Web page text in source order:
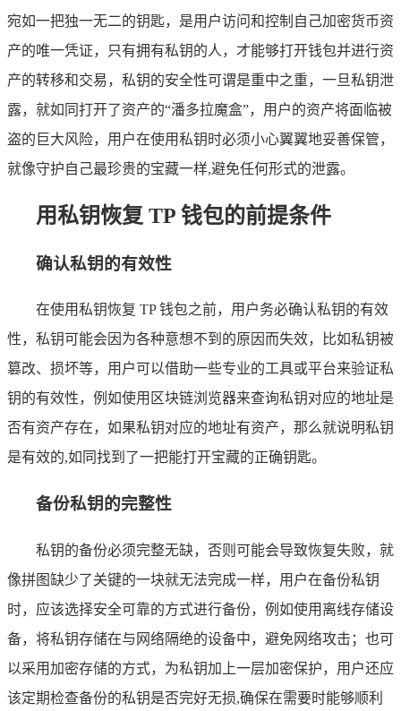
宛如一把独一无二的钥匙，是用户访问和控制自己加密货币资
产的唯一凭证，只有拥有私钥的人，才能够打开钱包并进行资
产的转移和交易，私钥的安全性可谓是重中之重，一旦私钥泄
露，就如同打开了资产的“潘多拉魔盒”，用户的资产将面临被
盗的巨大风险，用户在使用私钥时必须小心翼翼地妥善保管，
就像守护自己最珍贵的宝藏一样,避免任何形式的泄露。
用私钥恢复 TP 钱包的前提条件
确认私钥的有效性
在使用私钥恢复 TP 钱包之前，用户务必确认私钥的有效
性，私钥可能会因为各种意想不到的原因而失效，比如私钥被
篡改、损坏等，用户可以借助一些专业的工具或平台来验证私
钥的有效性，例如使用区块链浏览器来查询私钥对应的地址是
否有资产存在，如果私钥对应的地址有资产，那么就说明私钥
是有效的,如同找到了一把能打开宝藏的正确钥匙。
备份私钥的完整性
私钥的备份必须完整无缺，否则可能会导致恢复失败，就
像拼图缺少了关键的一块就无法完成一样，用户在备份私钥
时，应该选择安全可靠的方式进行备份，例如使用离线存储设
备，将私钥存储在与网络隔绝的设备中，避免网络攻击；也可
以采用加密存储的方式，为私钥加上一层加密保护，用户还应
该定期检查备份的私钥是否完好无损,确保在需要时能够顺利